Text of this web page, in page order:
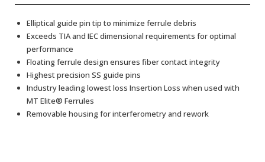
Elliptical guide pin tip to minimize ferrule debris
Exceeds TIA and IEC dimensional requirements for optimal
performance
Floating ferrule design ensures fiber contact integrity
Highest precision SS guide pins
Industry leading lowest loss Insertion Loss when used with
MT Elite® Ferrules
Removable housing for interferometry and rework